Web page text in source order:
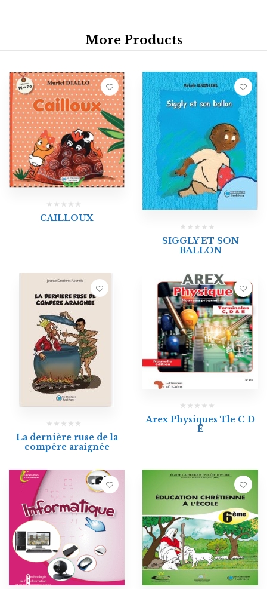
More Products
CAILLOUX
SIGGLY ET SON
BALLON
La dernière ruse de la
compère araignée
Arex Physiques Tle C D
E